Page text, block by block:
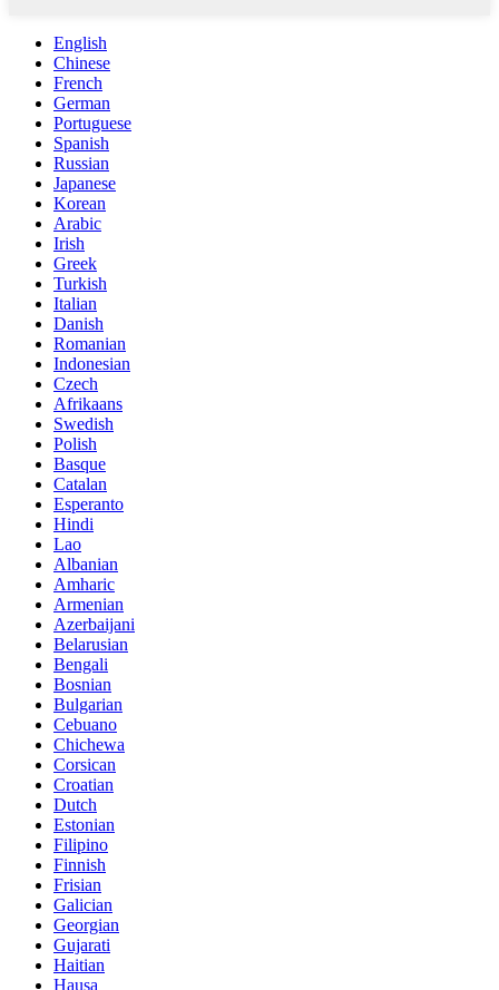
English
Chinese
French
German
Portuguese
Spanish
Russian
Japanese
Korean
Arabic
Irish
Greek
Turkish
Italian
Danish
Romanian
Indonesian
Czech
Afrikaans
Swedish
Polish
Basque
Catalan
Esperanto
Hindi
Lao
Albanian
Amharic
Armenian
Azerbaijani
Belarusian
Bengali
Bosnian
Bulgarian
Cebuano
Chichewa
Corsican
Croatian
Dutch
Estonian
Filipino
Finnish
Frisian
Galician
Georgian
Gujarati
Haitian
Hausa